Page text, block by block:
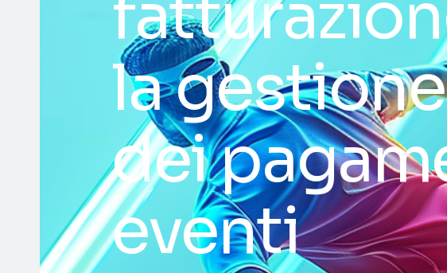
la
dei
eventi